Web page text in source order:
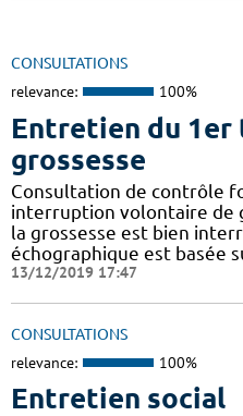
CONSULTATIONS
relevance: 100%
Entretien du
grossesse
Consultation de contrôle
interruption volontaire de
la grossesse est bien
échographique est basée
13/12/2019 17:47
CONSULTATIONS
relevance: 100%
Entretien social